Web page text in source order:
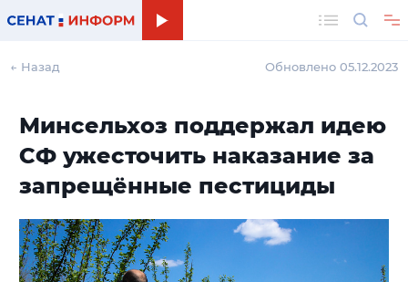
← Назад Обновлено 05.12.2023
Минсельхоз поддержал идею
СФ ужесточить наказание за
запрещённые пестициды